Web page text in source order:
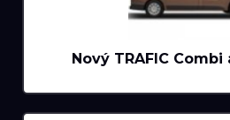
Nový TRAFIC Combi